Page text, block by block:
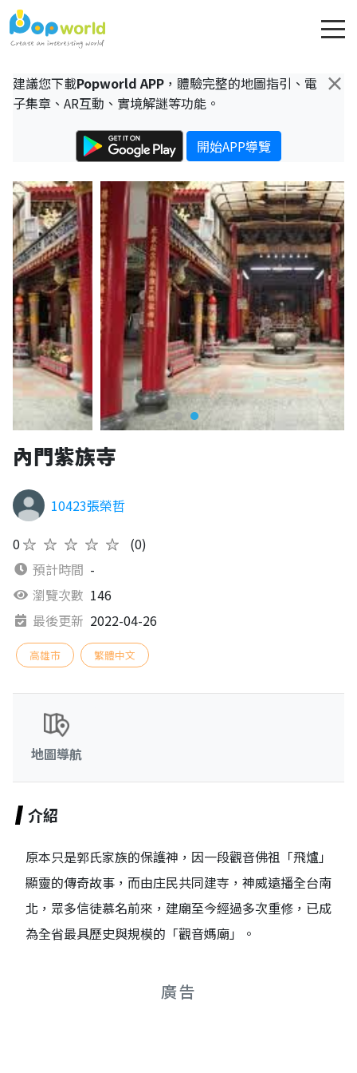
×
建議您下載Popworld APP ，體驗完整的地圖指引、電
子集章、AR互動、實境解謎等功能。
開始APP導覽
內門紫族寺
10423張榮哲
0★★★★★
(0)
預計時間 -
瀏覽次數 146
最後更新 2022-04-26
高雄市 繁體中文
地圖導航
介紹
原本只是郭氏家族的保護神，因一段觀音佛祖「飛爐」
顯靈的傳奇故事，而由庄民共同建寺，神威遠播全台南
北，眾多信徒慕名前來，建廟至今經過多次重修，已成
為全省最具歷史與規模的「觀音媽廟」。
廣告